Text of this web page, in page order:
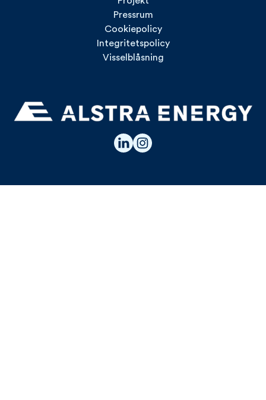
Pressrum
Cookiepolicy
Integritetspolicy
Visselblåsning